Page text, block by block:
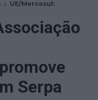
UE/Mercosul:
Serpa